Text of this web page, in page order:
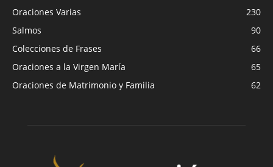
Oraciones Varias
230
Salmos
90
Colecciones de Frases
66
Oraciones a la Virgen María
65
Oraciones de Matrimonio y Familia
62